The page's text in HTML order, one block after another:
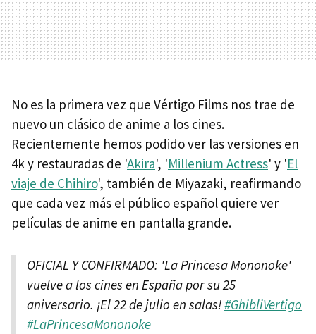
No es la primera vez que Vértigo Films nos trae de
nuevo un clásico de anime a los cines.
Recientemente hemos podido ver las versiones en
4k y restauradas de 'Akira', 'Millenium Actress' y 'El
viaje de Chihiro', también de Miyazaki, reafirmando
que cada vez más el público español quiere ver
películas de anime en pantalla grande.
OFICIAL Y CONFIRMADO: 'La Princesa Mononoke'
vuelve a los cines en España por su 25
aniversario. ¡El 22 de julio en salas!#GhibliVertigo
#LaPrincesaMononoke